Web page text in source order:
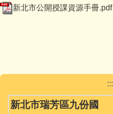
校園午餐業務專區
公職人員利益衝突迴避專區
新北市公開授課資源手冊.pdf
:::
新北市瑞芳區九份國